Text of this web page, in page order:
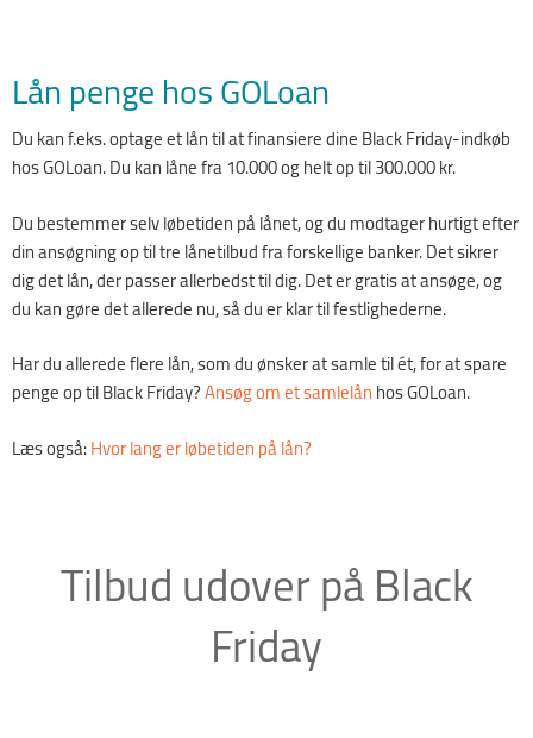
Lån penge hos GOLoan
Du kan f.eks. optage et lån til at finansiere dine Black Friday-indkøb
hos GOLoan. Du kan låne fra 10.000 og helt op til 300.000 kr.
Du bestemmer selv løbetiden på lånet, og du modtager hurtigt efter
din ansøgning op til tre lånetilbud fra forskellige banker. Det sikrer
dig det lån, der passer allerbedst til dig. Det er gratis at ansøge, og
du kan gøre det allerede nu, så du er klar til festlighederne.
Har du allerede flere lån, som du ønsker at samle til ét, for at spare
penge op til Black Friday?Ansøg om et samlelånhos GOLoan.
Læs også:Hvor lang er løbetiden på lån?
Tilbud udover på Black
Friday